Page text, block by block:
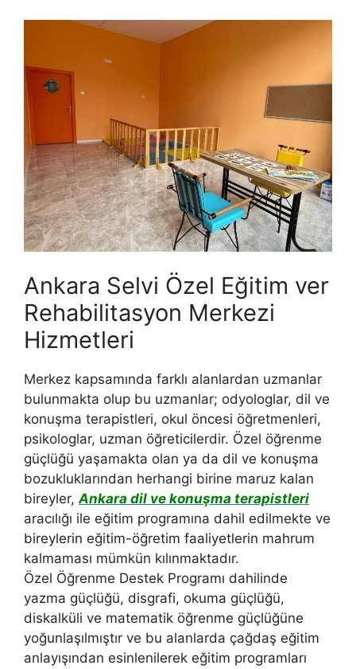
Ankara Selvi Özel Eğitim ver
Rehabilitasyon Merkezi
Hizmetleri
Merkez kapsamında farklı alanlardan uzmanlar
bulunmakta olup bu uzmanlar; odyologlar, dil ve
konuşma terapistleri, okul öncesi öğretmenleri,
psikologlar, uzman öğreticilerdir. Özel öğrenme
güçlüğü yaşamakta olan ya da dil ve konuşma
bozukluklarından herhangi birine maruz kalan
bireyler, Ankara dil ve konuşma terapistleri
aracılığı ile eğitim programına dahil edilmekte ve
bireylerin eğitim-öğretim faaliyetlerin mahrum
kalmaması mümkün kılınmaktadır.
Özel Öğrenme Destek Programı dahilinde
yazma güçlüğü, disgrafi, okuma güçlüğü,
diskalküli ve matematik öğrenme güçlüğüne
yoğunlaşılmıştır ve bu alanlarda çağdaş eğitim
anlayışından esinlenilerek eğitim programları